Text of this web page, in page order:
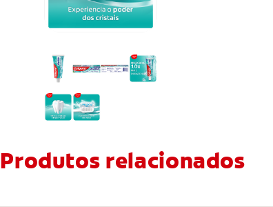
Produtos relacionados